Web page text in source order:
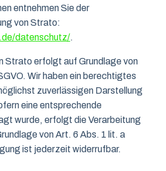
entnehmen Sie der
von Strato:
datenschutz/.
Strato erfolgt auf Grundlage von
Wir haben ein berechtigtes
zuverlässigen Darstellung
eine entsprechende
wurde, erfolgt die Verarbeitung
von Art. 6 Abs. 1 lit. a
ist jederzeit widerrufbar.